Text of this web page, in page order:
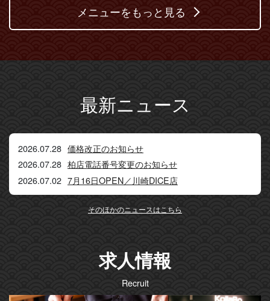
メニューをもっと見る
最新ニュース
2026.07.28 価格改正のお知らせ
2026.07.28 柏店電話番号変更のお知らせ
2026.07.02 7月16日OPEN／川崎DICE店
そのほかのニュースはこちら
求人情報
Recruit